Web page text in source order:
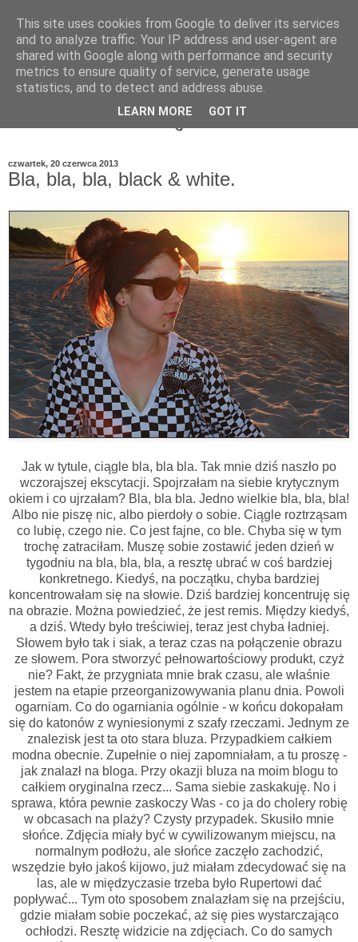
czwartek, 20 czerwca 2013
Bla, bla, bla, black & white.
Jak w tytule, ciągle bla, bla bla. Tak mnie dziś naszło po
wczorajszej ekscytacji. Spojrzałam na siebie krytycznym
okiem i co ujrzałam? Bla, bla bla. Jedno wielkie bla, bla, bla!
Albo nie piszę nic, albo pierdoły o sobie. Ciągle roztrząsam
co lubię, czego nie. Co jest fajne, co ble. Chyba się w tym
trochę zatraciłam. Muszę sobie zostawić jeden dzień w
tygodniu na bla, bla, bla, a resztę ubrać w coś bardziej
konkretnego. Kiedyś, na początku, chyba bardziej
koncentrowałam się na słowie. Dziś bardziej koncentruję się
na obrazie. Można powiedzieć, że jest remis. Między kiedyś,
a dziś. Wtedy było treściwiej, teraz jest chyba ładniej.
Słowem było tak i siak, a teraz czas na połączenie obrazu
ze słowem. Pora stworzyć pełnowartościowy produkt, czyż
nie? Fakt, że przygniata mnie brak czasu, ale właśnie
jestem na etapie przeorganizowywania planu dnia. Powoli
ogarniam. Co do ogarniania ogólnie - w końcu dokopałam
się do katonów z wyniesionymi z szafy rzeczami. Jednym ze
znalezisk jest ta oto stara bluza. Przypadkiem całkiem
modna obecnie. Zupełnie o niej zapomniałam, a tu proszę -
jak znalazł na bloga. Przy okazji bluza na moim blogu to
całkiem oryginalna rzecz... Sama siebie zaskakuję. No i
sprawa, która pewnie zaskoczy Was - co ja do cholery robię
w obcasach na plaży? Czysty przypadek. Skusiło mnie
słońce. Zdjęcia miały być w cywilizowanym miejscu, na
normalnym podłożu, ale słońce zaczęło zachodzić,
wszędzie było jakoś kijowo, już miałam zdecydować się na
las, ale w międzyczasie trzeba było Rupertowi dać
popływać... Tym oto sposobem znalazłam się na przejściu,
gdzie miałam sobie poczekać, aż się pies wystarczająco
ochłodzi. Resztę widzicie na zdjęciach. Co do samych
This site uses cookies from Google to deliver its services
and to analyze traffic. Your IP address and user-agent are
shared with Google along with performance and security
metrics to ensure quality of service, generate usage
statistics, and to detect and address abuse.
LEARN MORE GOT IT